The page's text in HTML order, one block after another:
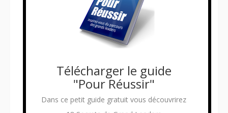
Télécharger le guide
"Pour Réussir"
Dans ce petit guide gratuit vous découvrirez